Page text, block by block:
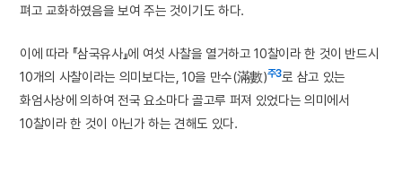
펴고 교화하였음을 보여 주는 것이기도 하다.
이에 따라 『삼국유사』에 여섯 사찰을 열거하고 10찰이라 한 것이 반드시
10개의 사찰이라는 의미보다는, 10을 만수(滿數)주3로 삼고 있는
화엄사상에 의하여 전국 요소마다 골고루 퍼져 있었다는 의미에서
10찰이라 한 것이 아닌가 하는 견해도 있다.